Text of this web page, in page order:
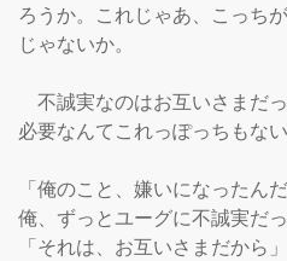
ろうか。これじゃあ、こっち
じゃないか。
不誠実なのはお互いさまだ
必要なんてこれっぽっちもない
「俺のこと、嫌いになったん
俺、ずっとユーグに不誠実だっ
「それは、お互いさまだから」